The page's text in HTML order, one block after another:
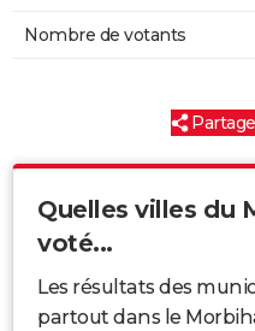
Nombre de votants
Quelles villes du
voté...
Les résultats des
partout dans le